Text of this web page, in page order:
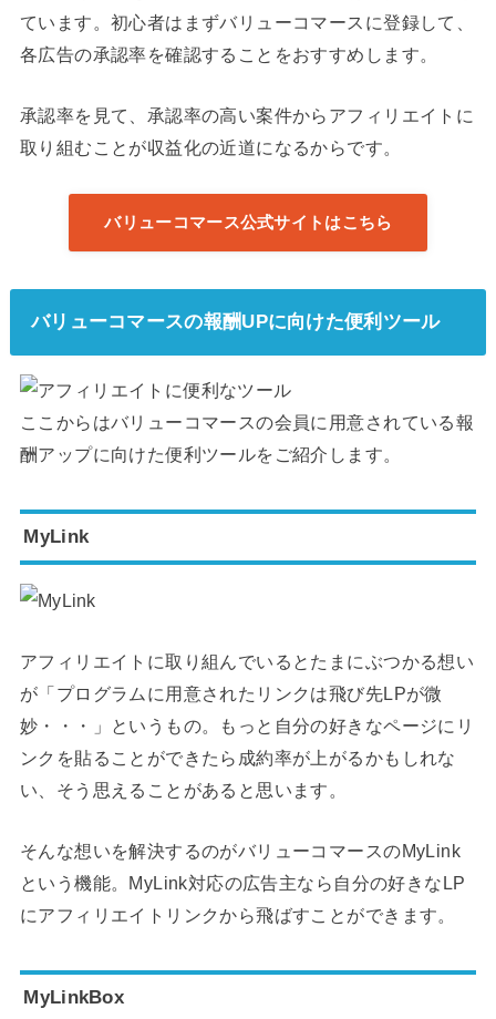
ています。初心者はまずバリューコマースに登録して、
各広告の承認率を確認することをおすすめします。
承認率を見て、承認率の高い案件からアフィリエイトに
取り組むことが収益化の近道になるからです。
バリューコマース公式サイトはこちら
バリューコマースの報酬UPに向けた便利ツール
ここからはバリューコマースの会員に用意されている報
酬アップに向けた便利ツールをご紹介します。
MyLink
アフィリエイトに取り組んでいるとたまにぶつかる想い
が「プログラムに用意されたリンクは飛び先LPが微
妙・・・」というもの。もっと自分の好きなページにリ
ンクを貼ることができたら成約率が上がるかもしれな
い、そう思えることがあると思います。
そんな想いを解決するのがバリューコマースのMyLink
という機能。MyLink対応の広告主なら自分の好きなLP
にアフィリエイトリンクから飛ばすことができます。
MyLinkBox